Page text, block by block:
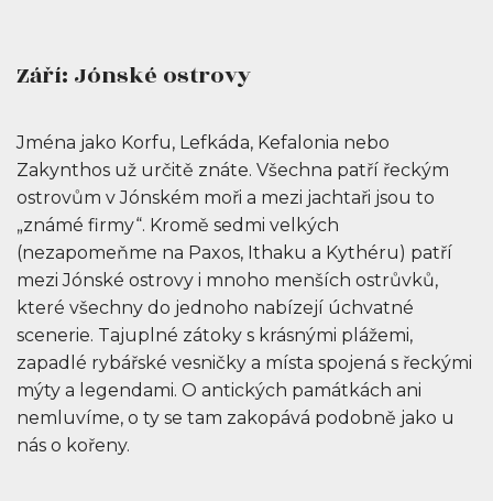
Září: Jónské ostrovy
Jména jako Korfu, Lefkáda, Kefalonia nebo
Zakynthos už určitě znáte. Všechna patří řeckým
ostrovům v Jónském moři a mezi jachtaři jsou to
„známé firmy“. Kromě sedmi velkých
(nezapomeňme na Paxos, Ithaku a Kythéru) patří
mezi Jónské ostrovy i mnoho menších ostrůvků,
které všechny do jednoho nabízejí úchvatné
scenerie. Tajuplné zátoky s krásnými plážemi,
zapadlé rybářské vesničky a místa spojená s řeckými
mýty a legendami. O antických památkách ani
nemluvíme, o ty se tam zakopává podobně jako u
nás o kořeny.